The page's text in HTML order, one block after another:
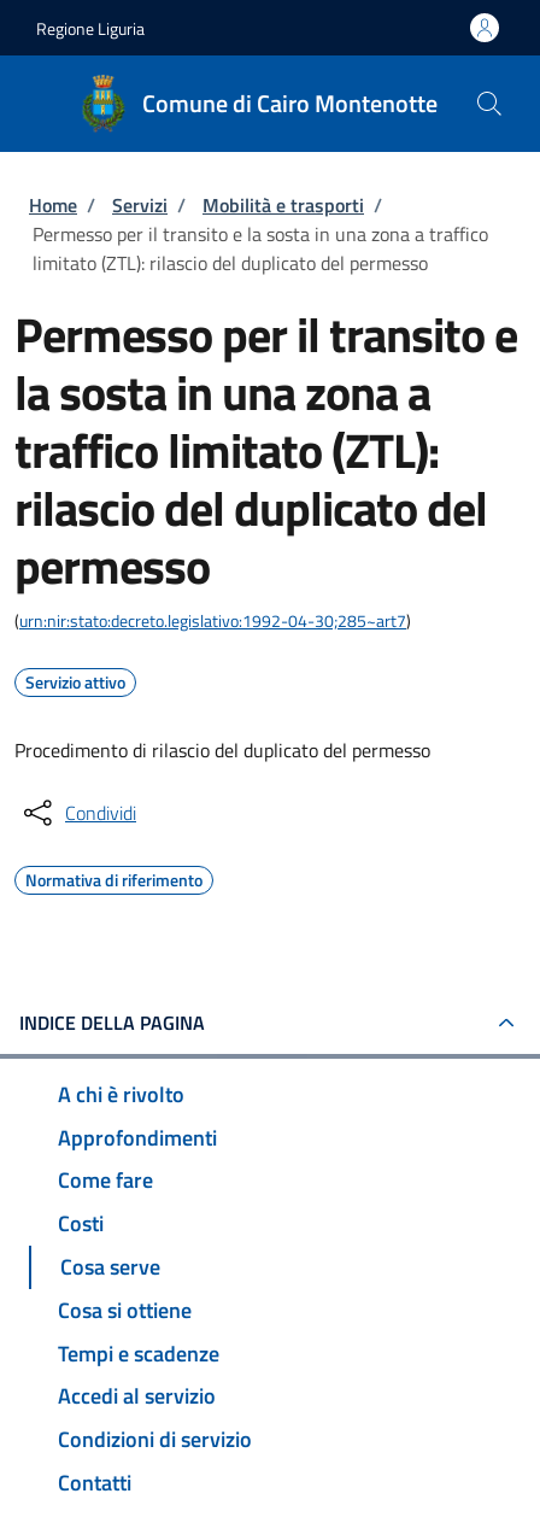
Regione Liguria
Comune di Cairo Montenotte
Briciole di pane
Home / Servizi / Mobilità e trasporti /
Permesso per il transito e la sosta in una zona a traffico
limitato (ZTL): rilascio del duplicato del permesso
Permesso per il transito e
la sosta in una zona a
traffico limitato (ZTL):
rilascio del duplicato del
permesso
(urn:nir:stato:decreto.legislativo:1992-04-30;285~art7)
Servizio attivo
Procedimento di rilascio del duplicato del permesso
Condividi
Normativa di riferimento
INDICE DELLA PAGINA
A chi è rivolto
Approfondimenti
Come fare
Costi
Cosa serve
Cosa si ottiene
Tempi e scadenze
Accedi al servizio
Condizioni di servizio
Contatti